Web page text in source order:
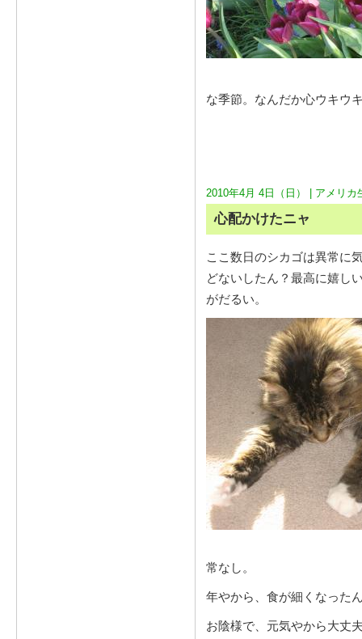
な季節。なんだか心ウキウ
2010年4月 4日（日） | アメリカ
心配かけたニャ
ここ数日のシカゴは異常に
どないしたん？最高に嬉し
がだるい。
常なし。
年やから、食が細くなった
お陰様で、元気やから大丈